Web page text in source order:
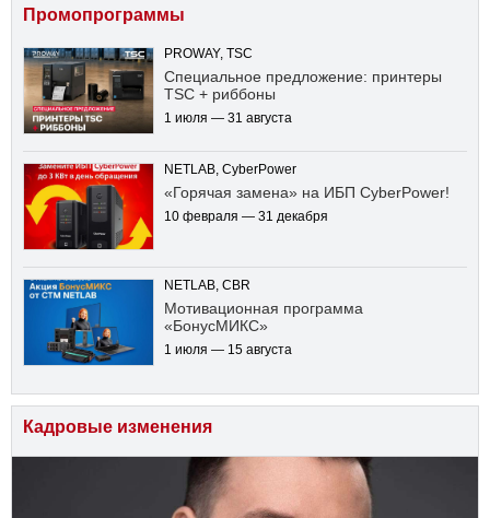
Промопрограммы
PROWAY, TSC
Специальное предложение: принтеры
TSC + риббоны
1 июля — 31 августа
NETLAB, CyberPower
«Горячая замена» на ИБП CyberPower!
10 февраля — 31 декабря
NETLAB, CBR
Мотивационная программа
«БонусМИКС»
1 июля — 15 августа
Кадровые изменения